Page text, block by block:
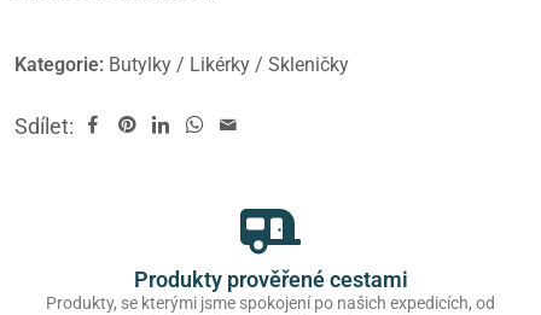
Kategorie: Butylky / Likérky / Skleničky
Sdílet:
Produkty prověřené cestami
Produkty, se kterými jsme spokojení po našich expedicích, od